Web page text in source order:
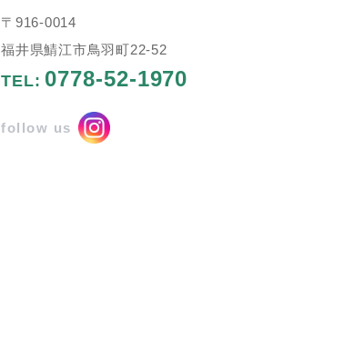
〒916-0014
福井県鯖江市鳥羽町22-52
TEL: 0778-52-1970
follow us